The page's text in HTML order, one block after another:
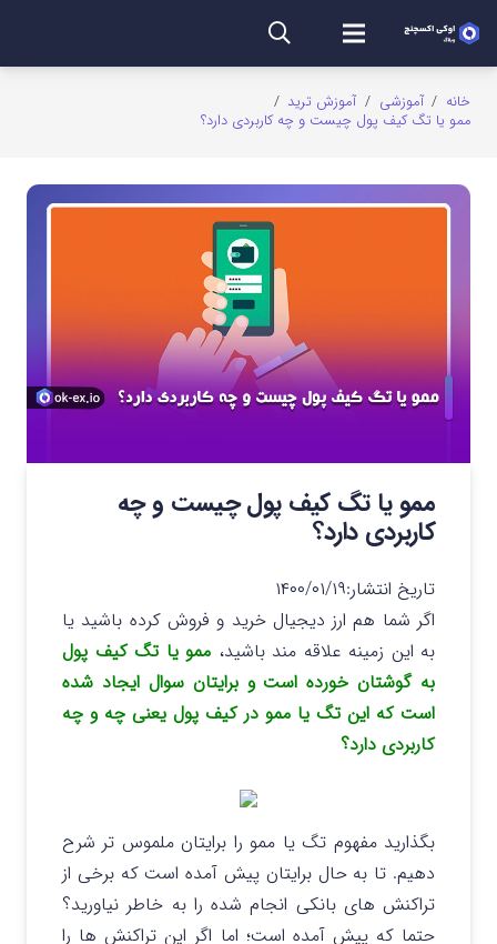
خانه / آموزشی / آموزش ترید /
ممو یا تگ کیف پول چیست و چه کاربردی دارد؟
ممو یا تگ کیف پول چیست و چه
کاربردی دارد؟
تاریخ انتشار:۱۴۰۰/۰۱/۱۹
اگر شما هم ارز دیجیال خرید و فروش کرده باشید یا
به این زمینه علاقه مند باشید، ممو یا تگ کیف پول
به گوشتان خورده است و برایتان سوال ایجاد شده
است که این تگ یا ممو در کیف پول یعنی چه و چه
کاربردی دارد؟
بگذارید مفهوم تگ یا ممو را برایتان ملموس تر شرح
دهیم. تا به حال برایتان پیش آمده است که برخی از
تراکنش های بانکی انجام شده را به خاطر نیاورید؟
حتما که پیش آمده است؛ اما اگر این تراکنش ها را